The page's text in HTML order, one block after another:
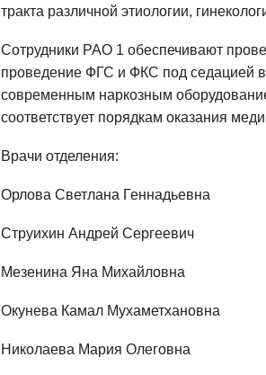
тракта различной этиологии,
Сотрудники РАО 1 обеспечивают
проведение ФГС и ФКС под седацией
современным наркозным
соответствует порядкам оказания
Врачи отделения:
Орлова Светлана Геннадьевна
Струихин Андрей Сергеевич
Мезенина Яна Михайловна
Окунева Камал Мухаметхановна
Николаева Мария Олеговна